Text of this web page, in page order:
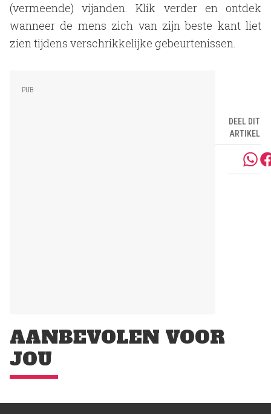
(vermeende) vijanden. Klik verder en ontdek
wanneer de mens zich van zijn beste kant liet
zien tijdens verschrikkelijke gebeurtenissen.
DEEL DIT
ARTIKEL
AANBEVOLEN VOOR
JOU